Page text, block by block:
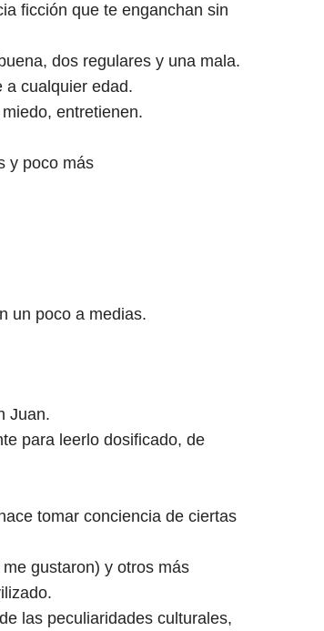
ficción que te enganchan sin
dos regulares y una mala.
a cualquier edad.
entretienen.
y poco más
un poco a medias.
Juan.
para leerlo dosificado, de
tomar conciencia de ciertas
gustaron) y otros más
las peculiaridades culturales,